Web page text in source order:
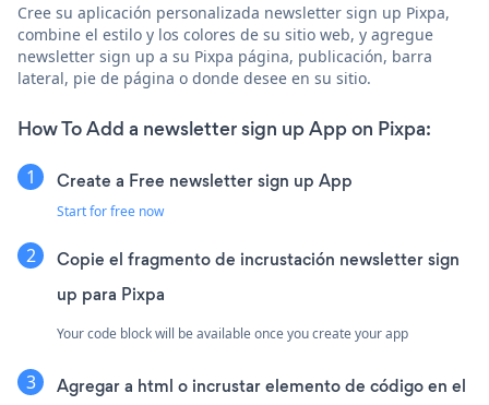
Cree su aplicación personalizada newsletter sign up Pixpa,
combine el estilo y los colores de su sitio web, y agregue
newsletter sign up a su Pixpa página, publicación, barra
lateral, pie de página o donde desee en su sitio.
How To Add a newsletter sign up App on Pixpa:
Create a Free newsletter sign up App
Start for free now
Copie el fragmento de incrustación newsletter sign
up para Pixpa
Your code block will be available once you create your app
Agregar a html o incrustar elemento de código en el